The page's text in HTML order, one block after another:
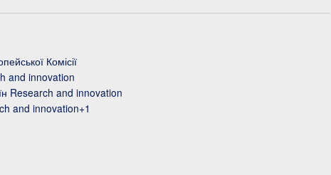
Комісії
and innovation
Research and innovation
and innovation+1